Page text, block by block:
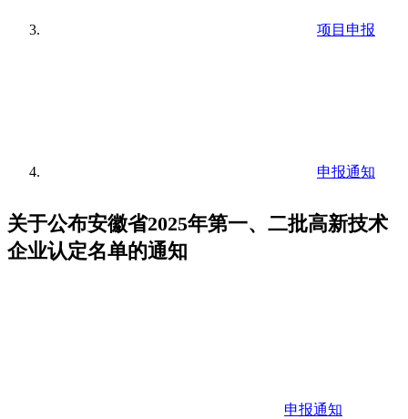
项目申报
申报通知
关于公布安徽省2025年第一、二批高新技术
企业认定名单的通知
申报通知